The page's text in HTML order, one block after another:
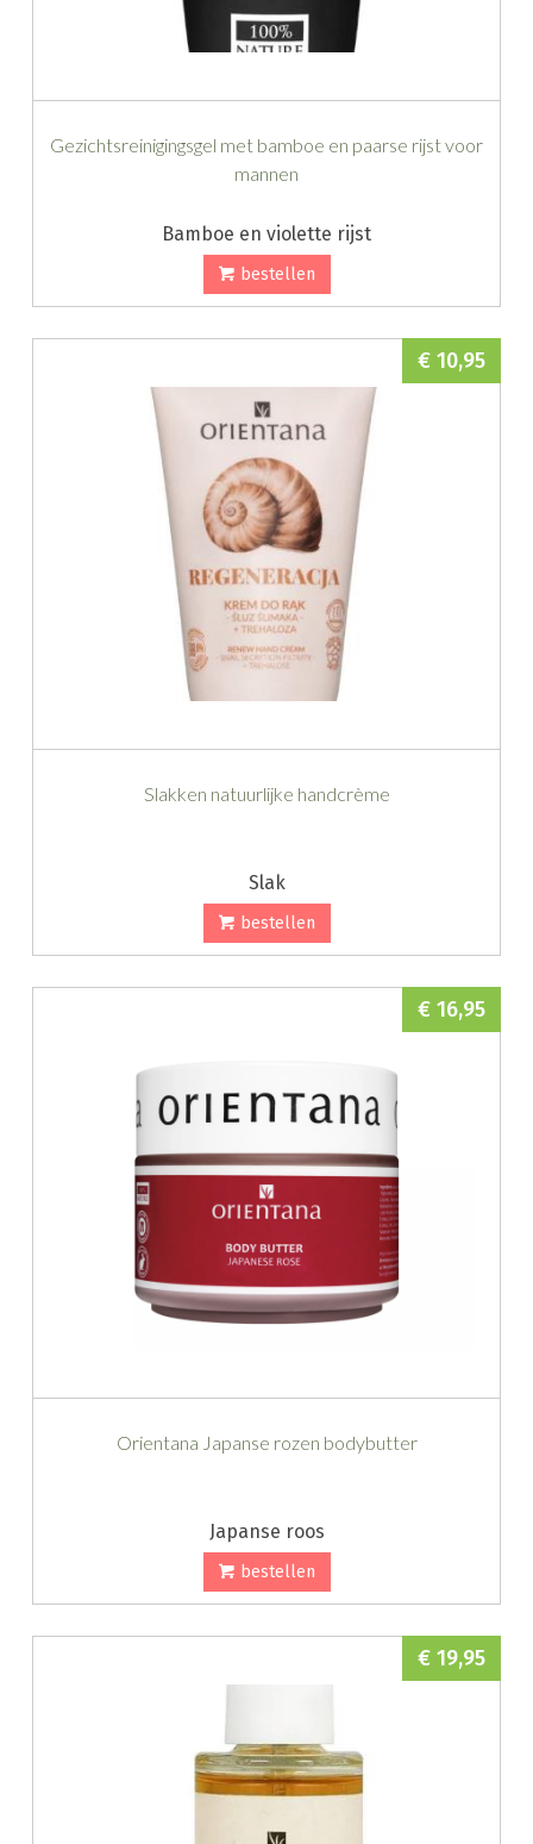
Gezichtsreinigingsgel met bamboe en paarse rijst voor
mannen
Bamboe en violette rijst
bestellen
Slakken natuurlijke handcrème
Slak
€ 10,95
bestellen
Orientana Japanse rozen bodybutter
Japanse roos
€ 16,95
bestellen
€ 19,95